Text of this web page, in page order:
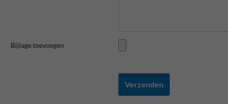
Bijlage toevoegen
Verzenden